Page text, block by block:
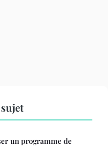
un programme de